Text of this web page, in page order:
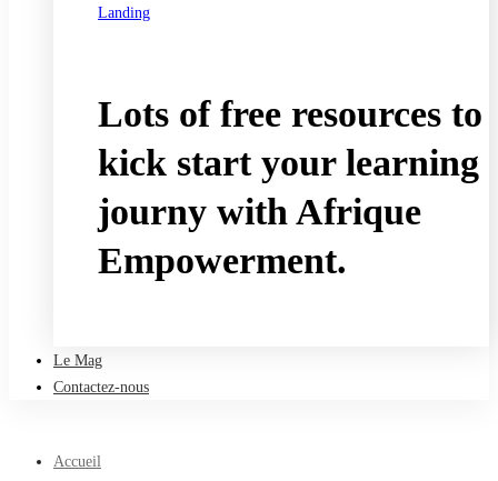
Landing
Lots of free resources to
kick start your learning
journy with Afrique
Empowerment.
Le Mag
Contactez-nous
Accueil